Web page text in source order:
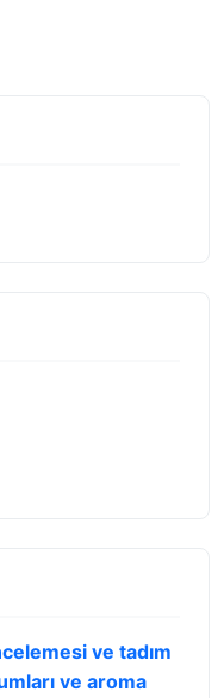
ve tadım
ve aroma